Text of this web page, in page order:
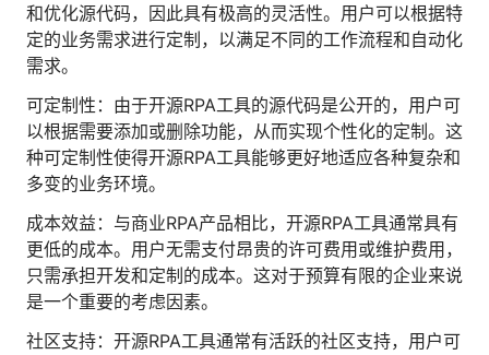
资质审核 | 合同审核 | 一项一卷 | 智慧人力
制造业
司法
智能辅办 | 要素提取 | 自动立案 | 流程智动
人才数字化
人才培养 | 智能教具 | 智能实训 | 课程共创
财务
智能票据 | 自动报税 | 自动存单 | 智能审计
和优化源代码，因此具有极高的灵活性。用户可以根据特
定的业务需求进行定制，以满足不同的工作流程和自动化
需求。
可定制性：由于开源RPA工具的源代码是公开的，用户可
以根据需要添加或删除功能，从而实现个性化的定制。这
种可定制性使得开源RPA工具能够更好地适应各种复杂和
多变的业务环境。
成本效益：与商业RPA产品相比，开源RPA工具通常具有
更低的成本。用户无需支付昂贵的许可费用或维护费用，
只需承担开发和定制的成本。这对于预算有限的企业来说
是一个重要的考虑因素。
社区支持：开源RPA工具通常有活跃的社区支持，用户可